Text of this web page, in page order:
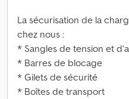
La sécurisation de la
chez nous :
* Sangles de tension et
* Barres de blocage
* Gilets de sécurité
* Boîtes de transport